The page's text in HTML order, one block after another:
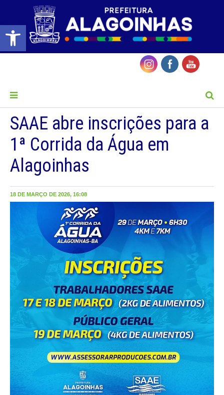
Barra de Ferramentas Aberta
SAAE abre inscrições para a
1ª Corrida da Água em
Alagoinhas
18 DE MARÇO DE 2026, 16:08